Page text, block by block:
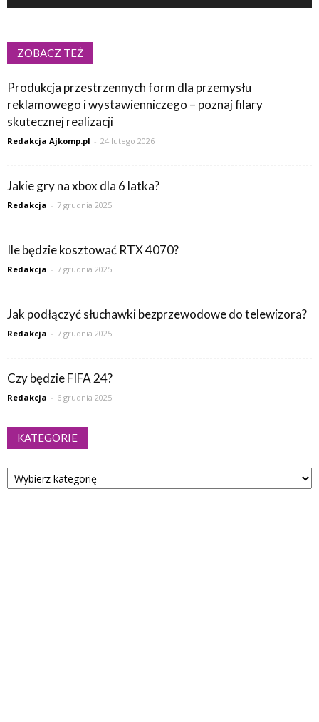
ZOBACZ TEŻ
Produkcja przestrzennych form dla przemysłu
reklamowego i wystawienniczego – poznaj filary
skutecznej realizacji
Redakcja Ajkomp.pl - 24 lutego 2026
Jakie gry na xbox dla 6 latka?
Redakcja - 7 grudnia 2025
Ile będzie kosztować RTX 4070?
Redakcja - 7 grudnia 2025
Jak podłączyć słuchawki bezprzewodowe do telewizora?
Redakcja - 7 grudnia 2025
Czy będzie FIFA 24?
Redakcja - 6 grudnia 2025
KATEGORIE
Kategorie